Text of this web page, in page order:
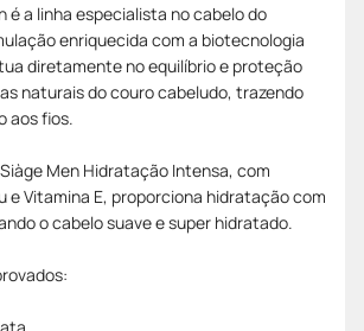
é a linha especialista no cabelo do
enriquecida com a biotecnologia
diretamente no equilíbrio e proteção
naturais do couro cabeludo, trazendo
aos fios.
Men Hidratação Intensa, com
e Vitamina E, proporciona hidratação com
o cabelo suave e super hidratado.